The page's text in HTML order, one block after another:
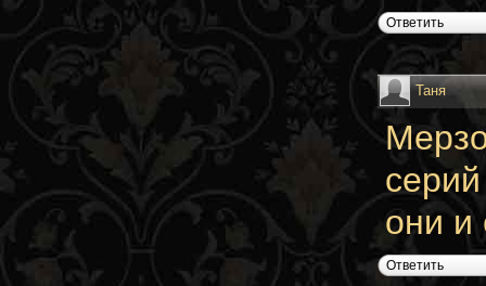
Ответить
Таня
они и
Ответить